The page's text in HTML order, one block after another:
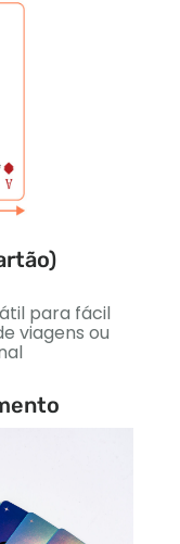
para fácil
viagens ou